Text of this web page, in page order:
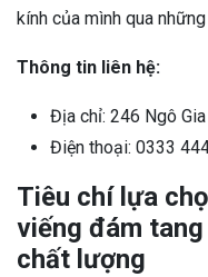
kính của mình qua
Thông tin liên hệ:
Địa chỉ: 246 Ngô
Điện thoại: 0333
Tiêu chí lựa
viếng đám
chất lượng